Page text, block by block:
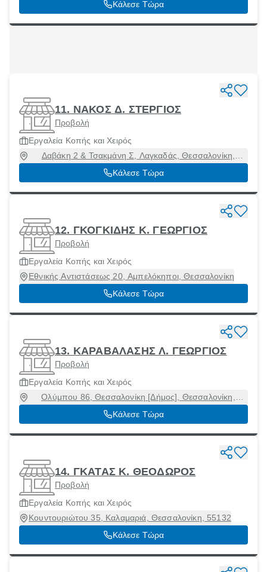
Κάλεσε Τώρα
11. ΝΑΚΟΣ Δ. ΣΤΕΡΓΙΟΣ
Προβολή
Εργαλεία Κοπής και Χειρός
Δαβάκη 2 & Τσακμάνη Σ, Λαγκαδάς, Θεσσαλονίκη,
57200
Κάλεσε Τώρα
12. ΓΚΟΓΚΙΔΗΣ Κ. ΓΕΩΡΓΙΟΣ
Προβολή
Εργαλεία Κοπής και Χειρός
Εθνικής Αντιστάσεως 20, Αμπελόκηποι, Θεσσαλονίκη
Κάλεσε Τώρα
13. ΚΑΡΑΒΑΛΑΣΗΣ Λ. ΓΕΩΡΓΙΟΣ
Προβολή
Εργαλεία Κοπής και Χειρός
Ολύμπου 86, Θεσσαλονίκη [Δήμος], Θεσσαλονίκη,
54631
Κάλεσε Τώρα
14. ΓΚΑΤΑΣ Κ. ΘΕΟΔΩΡΟΣ
Προβολή
Εργαλεία Κοπής και Χειρός
Κουντουριώτου 35, Καλαμαριά, Θεσσαλονίκη, 55132
Κάλεσε Τώρα